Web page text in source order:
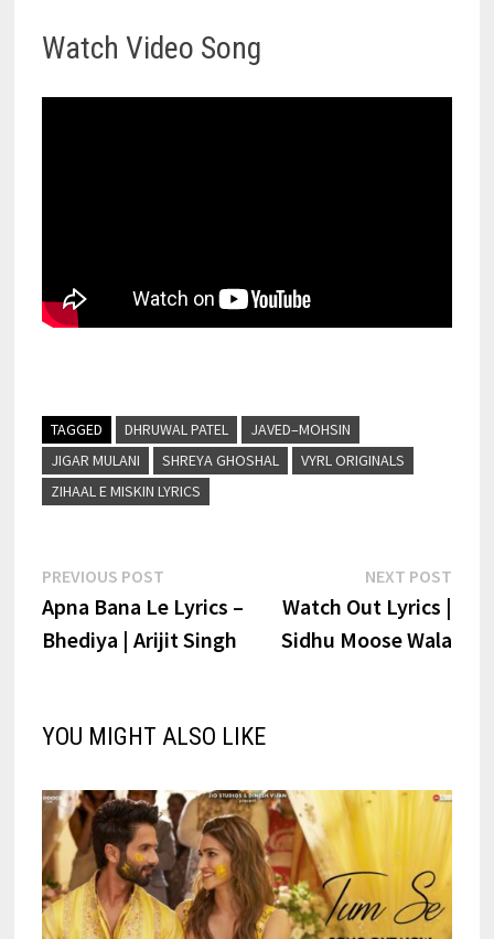
Watch Video Song
TAGGED DHRUWAL PATEL
JAVED–MOHSIN
JIGAR MULANI
SHREYA GHOSHAL
VYRL ORIGINALS
ZIHAAL E MISKIN LYRICS
Post
navigation
PREVIOUS POSTPrevious
post:
Apna Bana Le Lyrics –
Bhediya | Arijit Singh
NEXT POST
Watch Out Lyrics |
Sidhu Moose Wala
YOU MIGHT ALSO LIKE